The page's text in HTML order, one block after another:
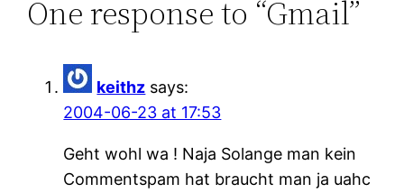
One response to “Gmail”
keithz says:
2004-06-23 at 17:53
Geht wohl wa ! Naja Solange man kein
Commentspam hat braucht man ja uahc